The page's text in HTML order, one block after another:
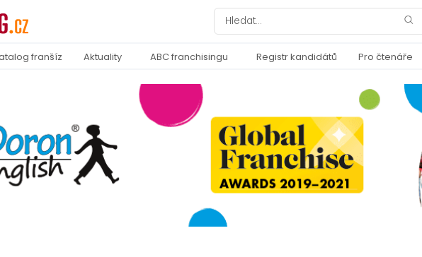
franšíz Aktuality ABC franchisingu Registr kandidátů Pro čtenáře